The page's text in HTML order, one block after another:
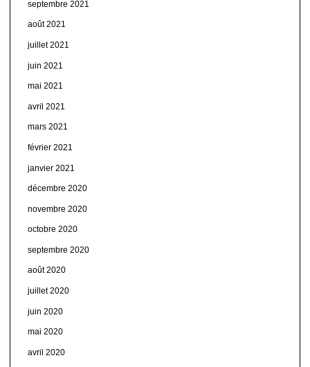
septembre 2021
août 2021
juillet 2021
juin 2021
mai 2021
avril 2021
mars 2021
février 2021
janvier 2021
décembre 2020
novembre 2020
octobre 2020
septembre 2020
août 2020
juillet 2020
juin 2020
mai 2020
avril 2020